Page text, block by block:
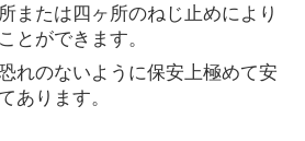
または四ヶ所のねじ止めにより
とができます。
れのないように保安上極めて安
あります。